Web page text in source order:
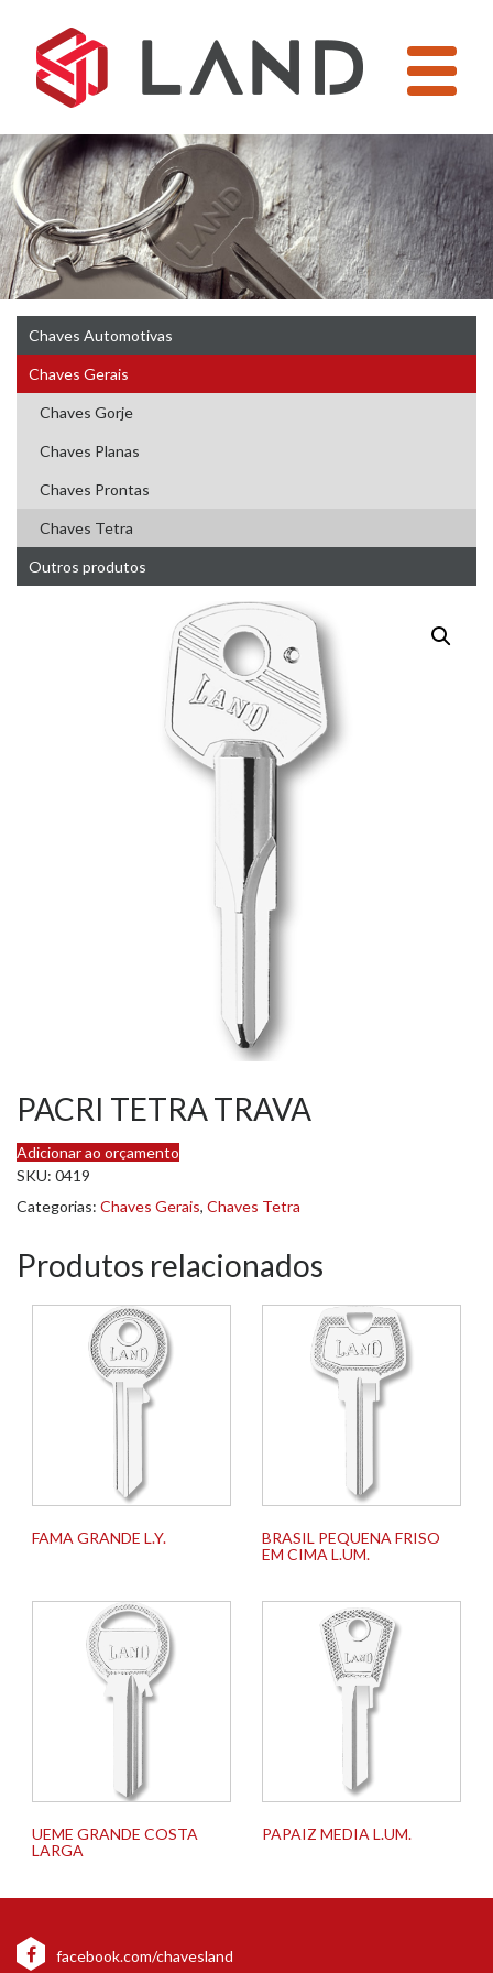
conteúdo
Chaves Automotivas
Chaves Gerais
Chaves Gorje
Chaves Planas
Chaves Prontas
Chaves Tetra
Outros produtos
PACRI TETRA TRAVA
Adicionar ao orçamento
SKU: 0419
Categorias: Chaves Gerais, Chaves Tetra
Produtos relacionados
FAMA GRANDE L.Y.
BRASIL PEQUENA FRISO
EM CIMA L.UM.
UEME GRANDE COSTA
LARGA
PAPAIZ MEDIA L.UM.
facebook.com/chavesland